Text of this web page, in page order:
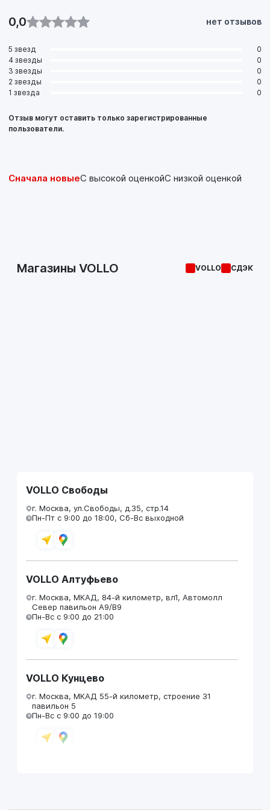
0,0 нет отзывов
5 звезд
0
4 звезды
0
3 звезды
0
2 звезды
0
1 звезда
0
Отзыв могут оставить только зарегистрированные
пользователи.
Сначала новыеС высокой оценкойС низкой оценкой
Магазины VOLLO VOLLO СДЭК
VOLLO Свободы
г. Москва, ул.Свободы, д.35, стр.14
Пн-Пт с 9:00 до 18:00, Сб-Вс выходной
VOLLO Алтуфьево
г. Москва, МКАД, 84-й километр, вл1, Автомолл
Север павильон А9/В9
Пн-Вс с 9:00 до 21:00
VOLLO Кунцево
г. Москва, МКАД 55-й километр, строение 31
павильон 5
Пн-Вс с 9:00 до 19:00